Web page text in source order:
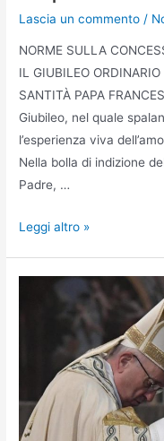
Lascia un commento /
NORME SULLA
IL GIUBILEO
SANTITÀ PAPA
Giubileo, nel quale
l’esperienza viva
Nella bolla di indizione
Padre, …
Leggi altro »